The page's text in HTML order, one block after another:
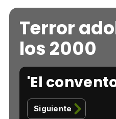
Terror
los 2000
'El
Siguiente